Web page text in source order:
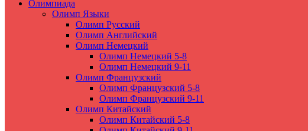
Олимпиада
Олимп Языки
Олимп Русский
Олимп Английский
Олимп Немецкий
Олимп Немецкий 5-8
Олимп Немецкий 9-11
Олимп Французский
Олимп Французский 5-8
Олимп Французский 9-11
Олимп Китайский
Олимп Китайский 5-8